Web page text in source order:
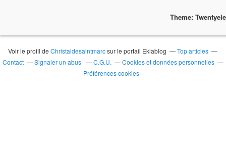
Theme:
Voir le profil deChristaldesaintmarcsur le portail Eklablog
Top articles
Contact
Signaler un abus C.G.U.
Cookies et données personnelles
Préférences cookies